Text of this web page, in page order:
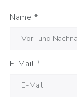
Name *
E-Mail *